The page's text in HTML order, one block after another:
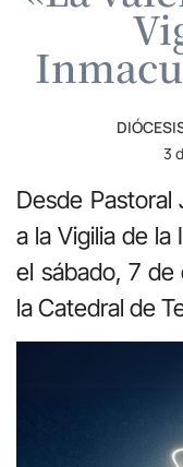
3
Desde Pastoral
a la Vigilia de la
el sábado, 7 de
la Catedral de